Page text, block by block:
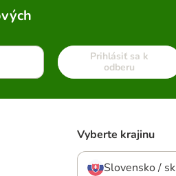
Prihlásiť sa k
odberu
Vyberte krajinu
Slovensko / sk